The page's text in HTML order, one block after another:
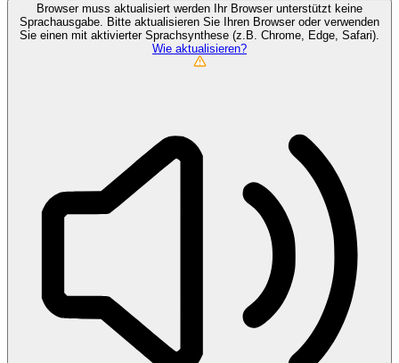
Browser muss aktualisiert werden
Ihr Browser unterstützt keine
Sprachausgabe. Bitte aktualisieren Sie Ihren Browser oder verwenden
Sie einen mit aktivierter Sprachsynthese (z.B. Chrome, Edge, Safari).
Wie aktualisieren?